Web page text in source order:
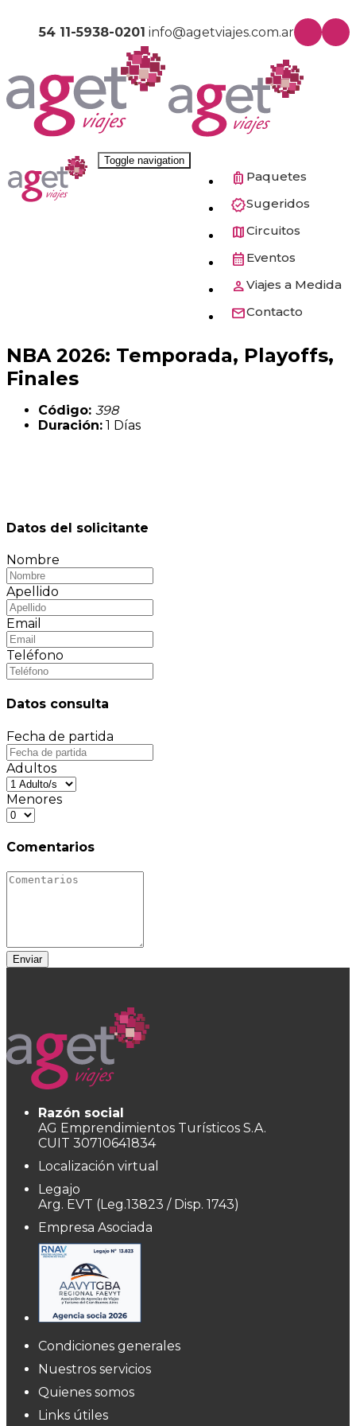
54 11-5938-0201 info@agetviajes.com.ar
Toggle navigation
Paquetes
Sugeridos
Circuitos
Eventos
Viajes a Medida
Contacto
NBA 2026: Temporada, Playoffs,
Finales
Código: 398
Duración: 1 Días
Datos del solicitante
Nombre
Apellido
Email
Teléfono
Datos consulta
Fecha de partida
Adultos
Menores
Comentarios
Enviar
Razón social
AG Emprendimientos Turísticos S.A.
CUIT 30710641834
Localización virtual
Legajo
Arg. EVT (Leg.13823 / Disp. 1743)
Empresa Asociada
Condiciones generales
Nuestros servicios
Quienes somos
Links útiles